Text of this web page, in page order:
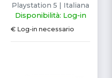
Playstation 5 | Italiana
Disponibilità: Log-in
€ Log-in necessario